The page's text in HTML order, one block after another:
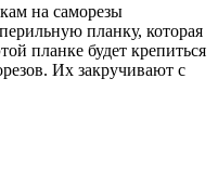
на саморезы
планку, которая
планке будет крепиться
Их закручивают с